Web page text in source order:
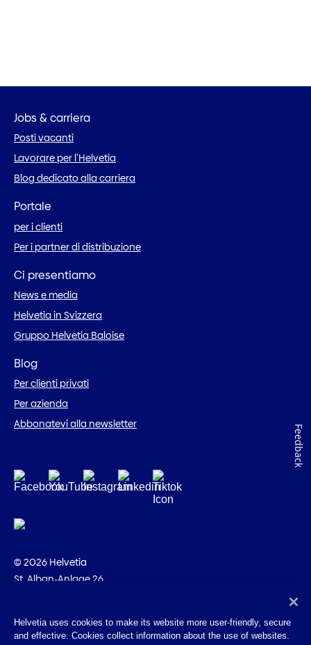
Jobs & carriera
Posti vacanti
Lavorare per l’Helvetia
Blog dedicato alla carriera
Portale
per i clienti
Per i partner di distribuzione
Ci presentiamo
News e media
Helvetia in Svizzera
Gruppo Helvetia Baloise
Blog
Per clienti privati
Per azienda
Abbonatevi alla newsletter
© 2026 Helvetia
St. Alban-Anlage 26
Impressum
Helvetia uses cookies to make its website more user-friendly, secure
and effective. Cookies collect information about the use of websites.
Feedback